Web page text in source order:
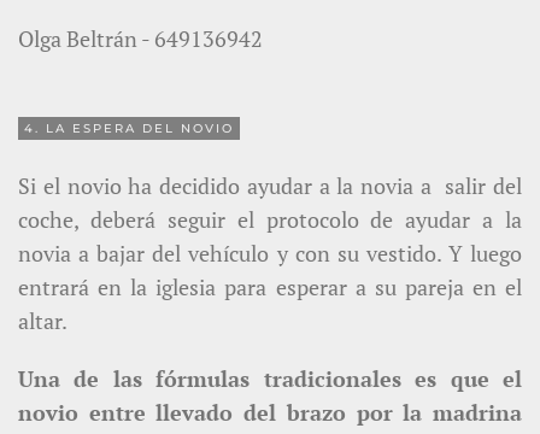
Olga Beltrán - 649136942
4. LA ESPERA DEL NOVIO
Si el novio ha decidido ayudar a la novia a salir del
coche, deberá seguir el protocolo de ayudar a la
novia a bajar del vehículo y con su vestido. Y luego
entrará en la iglesia para esperar a su pareja en el
altar.
Una de las fórmulas tradicionales es que el
novio entre llevado del brazo por la madrina